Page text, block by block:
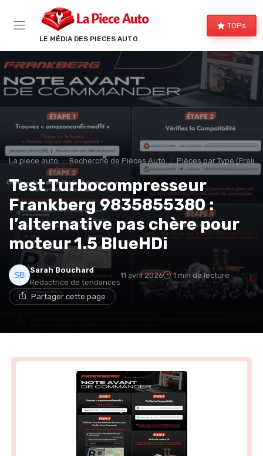
LE MÉDIA DES PIECES AUTO
TOPs
La piece auto Recherche de Pièces Auto Pièces par Type
Test Turbocompresseur
Frankberg 9835855380 :
l’alternative pas chère pour
moteur 1.5 BlueHDi
Sarah Bouchard
Rédactrice de tendances
11 avril 2026 1 min de lecture
Partager cette page
Panneau de gestion des cookies